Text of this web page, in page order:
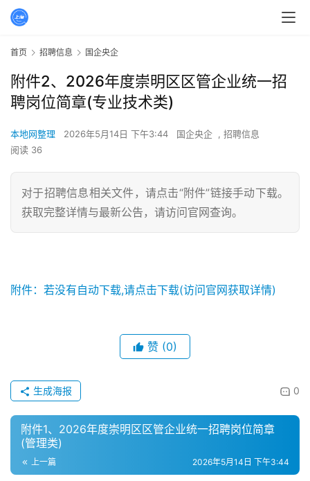
首页 招聘信息 国企央企
附件2、2026年度崇明区区管企业统一招
聘岗位简章(专业技术类)
本地网整理 2026年5月14日 下午3:44 国企央企 , 招聘信息
阅读 36
对于招聘信息相关文件，请点击“附件”链接手动下载。
获取完整详情与最新公告，请访问官网查询。
附件：若没有自动下载,请点击下载(访问官网获取详情)
赞 (0)
0
生成海报
附件1、2026年度崇明区区管企业统一招聘岗位简章
(管理类)
上一篇 2026年5月14日 下午3:44